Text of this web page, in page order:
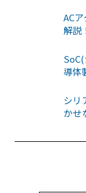
AC
解説
導体
シリ
かせ